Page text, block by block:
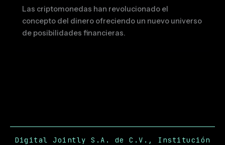
Las criptomonedas han revolucionado el
concepto del dinero ofreciendo un nuevo universo
de posibilidades financieras.
Digital Jointly S.A. de C.V., Institución